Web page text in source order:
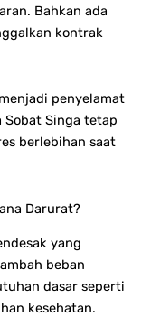
Bahkan ada
kontrak
penyelamat
Singa tetap
berlebihan saat
Darurat?
yang
beban
dasar seperti
kesehatan.